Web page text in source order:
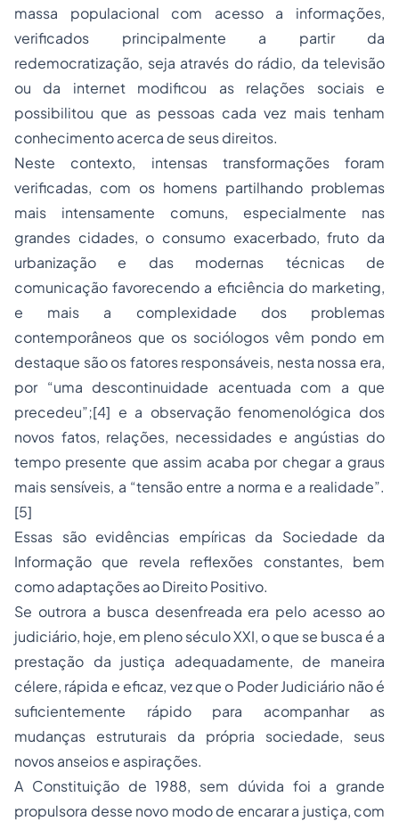
massa populacional com acesso a informações,
verificados principalmente a partir da
redemocratização, seja através do rádio, da televisão
ou da internet modificou as relações sociais e
possibilitou que as pessoas cada vez mais tenham
conhecimento acerca de seus direitos.
Neste contexto, intensas transformações foram
verificadas, com os homens partilhando problemas
mais intensamente comuns, especialmente nas
grandes cidades, o consumo exacerbado, fruto da
urbanização e das modernas técnicas de
comunicação favorecendo a eficiência do marketing,
e mais a complexidade dos problemas
contemporâneos que os sociólogos vêm pondo em
destaque são os fatores responsáveis, nesta nossa era,
por “uma descontinuidade acentuada com a que
precedeu”;[4] e a observação fenomenológica dos
novos fatos, relações, necessidades e angústias do
tempo presente que assim acaba por chegar a graus
mais sensíveis, a “tensão entre a norma e a realidade”.
[5]
Essas são evidências empíricas da Sociedade da
Informação que revela reflexões constantes, bem
como adaptações ao Direito Positivo.
Se outrora a busca desenfreada era pelo acesso ao
judiciário, hoje, em pleno século XXI, o que se busca é a
prestação da justiça adequadamente, de maneira
célere, rápida e eficaz, vez que o Poder Judiciário não é
suficientemente rápido para acompanhar as
mudanças estruturais da própria sociedade, seus
novos anseios e aspirações.
A Constituição de 1988, sem dúvida foi a grande
propulsora desse novo modo de encarar a justiça, com